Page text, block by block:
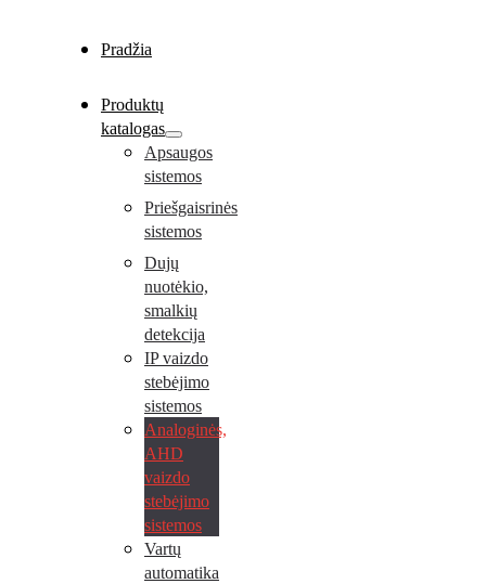
Pradžia
Produktų
katalogas
Apsaugos
sistemos
Priešgaisrinės
sistemos
Dujų
nuotėkio,
smalkių
detekcija
IP vaizdo
stebėjimo
sistemos
Analoginės,
AHD
vaizdo
stebėjimo
sistemos
Vartų
automatika